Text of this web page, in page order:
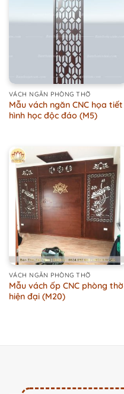
VÁCH NGĂN PHÒNG THỜ
Mẫu vách ngăn CNC họa tiết
hình học độc đáo (M5)
VÁCH NGĂN PHÒNG THỜ
Mẫu vách ốp CNC phòng thờ
hiện đại (M20)